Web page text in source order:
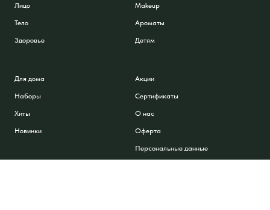
Лицо
Тело
Здоровье
Makeup
Ароматы
Детям
Для дома
Наборы
Хиты
Новинки
Акции
Сертификаты
О нас
Оферта
Персональные данные